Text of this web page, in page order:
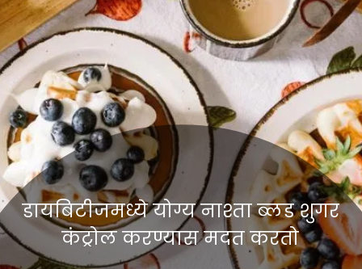
डायबिटीजमध्ये योग्य नाश्ता ब्लड शुगर
कंट्रोल करण्यास मदत करतो